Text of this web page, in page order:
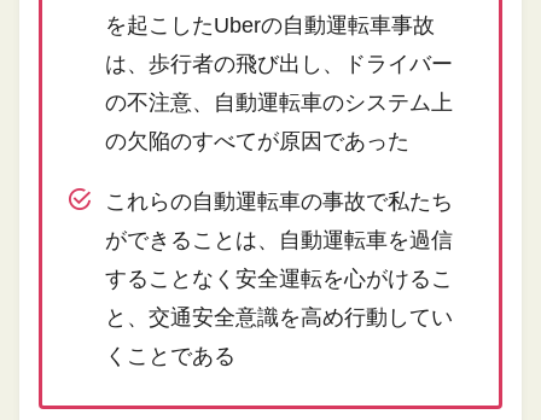
を起こしたUberの自動運転車事故
は、歩行者の飛び出し、ドライバー
の不注意、自動運転車のシステム上
の欠陥のすべてが原因であった
これらの自動運転車の事故で私たち
ができることは、自動運転車を過信
することなく安全運転を心がけるこ
と、交通安全意識を高め行動してい
くことである